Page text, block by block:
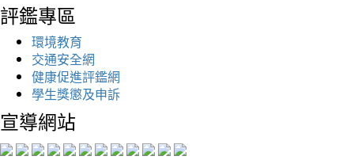
評鑑專區
環境教育
交通安全網
健康促進評鑑網
學生獎懲及申訴
宣導網站